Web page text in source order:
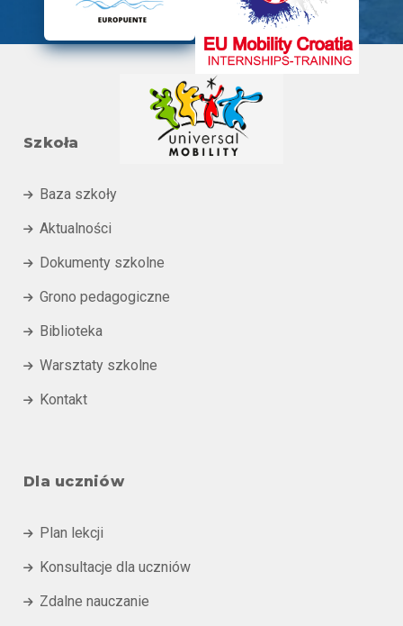
Szkoła
 Baza szkoły
 Aktualności
 Dokumenty szkolne
 Grono pedagogiczne
 Biblioteka
 Warsztaty szkolne
 Kontakt
Dla uczniów
 Plan lekcji
 Konsultacje dla uczniów
 Zdalne nauczanie